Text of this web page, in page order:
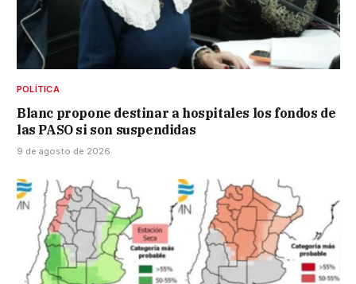
POLÍTICA
Blanc propone destinar a hospitales los fondos de
las PASO si son suspendidas
9 de agosto de 2026